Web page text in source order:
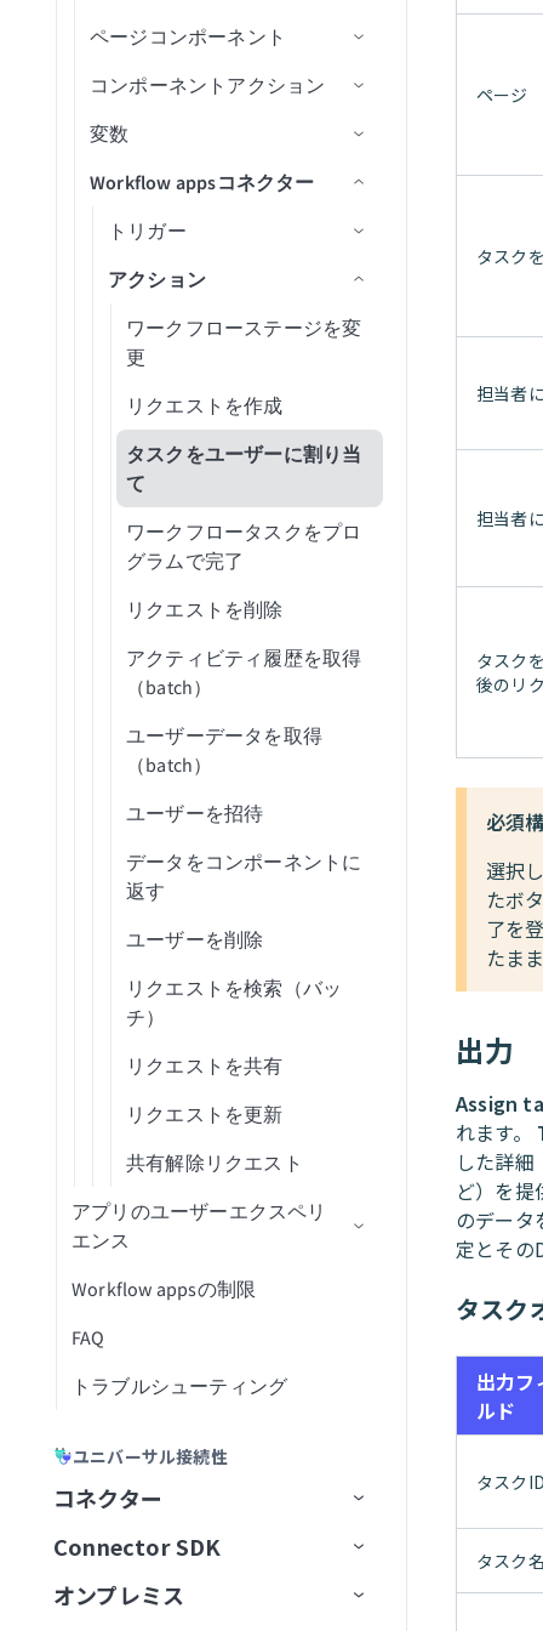
Mailchimp Campaign
Management
Mailchimp Marketingレポート
Marketo Leads and Activity Ops
Marketo Program Ops
Microsoft PowerPoint
Microsoft Teams Conversations
Microsoft Word
Namely Workforce Intelligence
Notion Databases
Notionページ
OneDrive
Outlook Calendar
Outlook Contacts
Outlook Email
Outreach Sales Engagement
QuickBooks Online AP and
Expenses
QuickBooks Online Billing and AR
Salesforce Sales Explorer
Shopify Orders and Fulfillment
Slack
Snowflake Data Explorer
Trello
Workday End User
X Social Listening and Research
トの作成
API同時実行
APIトラフィックミラーリング
動的クライアント登録
グ
データエンリッチメント
Databricksを設定
Ellucian Bannerを設定
Google BigQueryを設定
Google Cloud Storageを設定
Google Driveを設定
Greenhouseを設定
HiBobを設定
Intercomを設定
Jiraを設定
Marketoを設定
NetSuite2を設定
Oracleを設定
Oracle Fusion Cloudを設定
Salesforceを設定
SAP Data Agentを設定
SAP Table Reader
ServiceNowを設定
SQL Serverを設定（宛先）
SQL Serverを設定（ソース）
Stripeを設定
Workdayを設定
Workday RaaSを設定
Zendeskを設定
Zuoraを設定
メッセージのバッチを公開アク
を設定
強制
SAMLユーザーグループ同期
を設定
バー
ージに割り当て
タブを追加
リクエストおよび承認機能
を有効化
リクエストテーブル設定を
構成
ページテンプレート
ページを作成
ページをカスタマイズ
ページをプレビュー
ページでデータピルを使用
URLパラメータでフォームに
事前入力
公開送信フォーム
ページコンポーネント
コンポーネントデザインプロ
レシピデータソースを使用す
るドロップダウン
るテーブル
コンポーネントアクション
レシピを実行
ページ読み込み
ボタンクリック
ドロップダウン値の変更
テーブル行の選択
コンポーネントをリセット/再
タスクを完了
データをテーブルに保存
変数
変数を作成
レシピ出力を変数に入力
変数を削除
Workflow appsコネクター
トリガー
新しいコンポーネントイベ
新規コンポーネントイベン
新しいコンポーネントイベ
ント（テーブルウィジェッ
ト）
新規リクエスト
アクション
ワークフローステージを変
更
リクエストを作成
タスクをユーザーに割り当
て
ワークフロータスクをプロ
グラムで完了
リクエストを削除
アクティビティ履歴を取得
（batch）
ユーザーデータを取得
（batch）
ユーザーを招待
データをコンポーネントに
返す
ユーザーを削除
リクエストを検索（バッ
チ）
リクエストを共有
リクエストを更新
共有解除リクエスト
アプリのユーザーエクスペリ
エンス
招待と認証
Workflow apps portalホームペー
タスクの管理
User profile
メール通知
Workflow appsの制限
FAQ
トラブルシューティング
ユニバーサル接続性
コネクター
アプリコネクター
Active Directory
ユニバーサルコネクター
Connector SDK
プラットフォームクイックス
オンプレミス
ページ
タスク
担当者
担当者
タスク
後のリ
必須
選択
たボ
了を
たま
出力
Assign
れます。
した詳
ど）を提
のデータ
定とその
タスク
出力フ
ルド
タスクID
タスク名